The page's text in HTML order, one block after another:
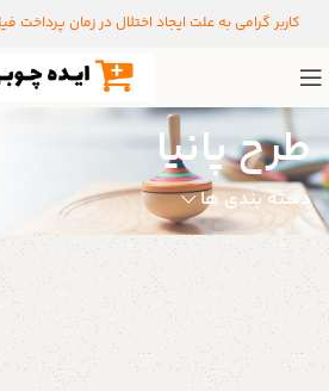
کاربر گرامی به علت ایجاد اختلال در زمان پرداخت
طرح پانیا
دسته بندی ها